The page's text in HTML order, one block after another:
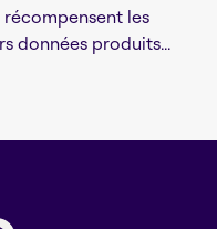
récompensent les
données produits...